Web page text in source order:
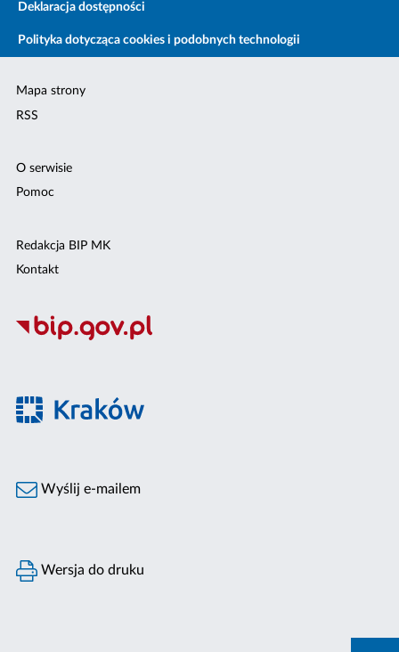
Deklaracja dostępności
Polityka dotycząca cookies i podobnych technologii
Mapa strony
RSS
O serwisie
Pomoc
Redakcja BIP MK
Kontakt
Wyślij e-mailem
Wersja do druku